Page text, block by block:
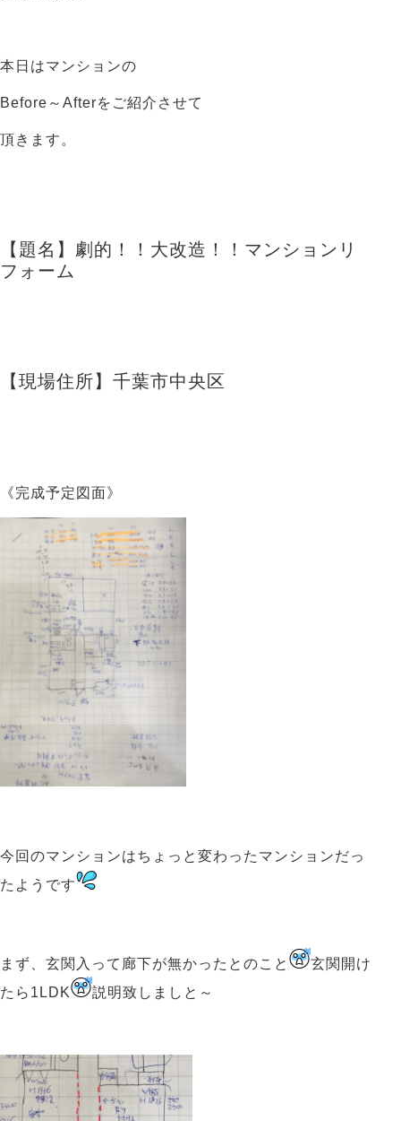
本日はマンションの
Before～Afterをご紹介させて
頂きます。
【題名】劇的！！大改造！！マンションリ
フォーム
【現場住所】千葉市中央区
《完成予定図面》
今回のマンションはちょっと変わったマンションだっ
たようです
まず、玄関入って廊下が無かったとのこと
玄関開け
たら1LDK
説明致しましと～